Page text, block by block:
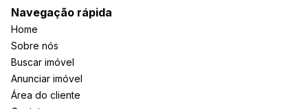
Navegação rápida
Home
Sobre nós
Buscar imóvel
Anunciar imóvel
Área do cliente